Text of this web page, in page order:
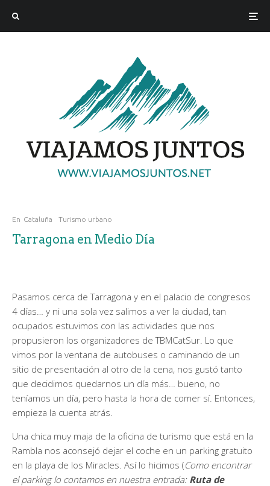
En Cataluña Turismo urbano
Tarragona en Medio Día
Pasamos cerca de Tarragona y en el palacio de congresos
4 días… y ni una sola vez salimos a ver la ciudad, tan
ocupados estuvimos con las actividades que nos
propusieron los organizadores de TBMCatSur. Lo que
vimos por la ventana de autobuses o caminando de un
sitio de presentación al otro de la cena, nos gustó tanto
que decidimos quedarnos un día más… bueno, no
teníamos un día, pero hasta la hora de comer sí. Entonces,
empieza la cuenta atrás.
Una chica muy maja de la oficina de turismo que está en la
Rambla nos aconsejó dejar el coche en un parking gratuito
en la playa de los Miracles. Así lo hicimos (Como encontrar
el parking lo contamos en nuestra entrada: Ruta de